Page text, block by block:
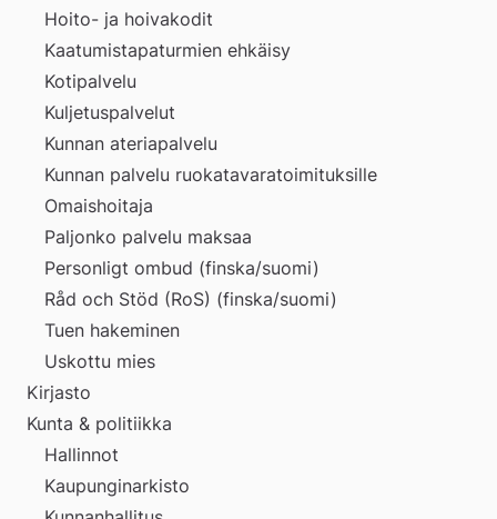
Hoito- ja hoivakodit
Kaatumistapaturmien ehkäisy
Kotipalvelu
Kuljetuspalvelut
Kunnan ateriapalvelu
Kunnan palvelu ruokatavaratoimituksille
Omaishoitaja
Paljonko palvelu maksaa
Personligt ombud (finska/suomi)
Råd och Stöd (RoS) (finska/suomi)
Tuen hakeminen
Uskottu mies
Kirjasto
Kunta & politiikka
Hallinnot
Kaupunginarkisto